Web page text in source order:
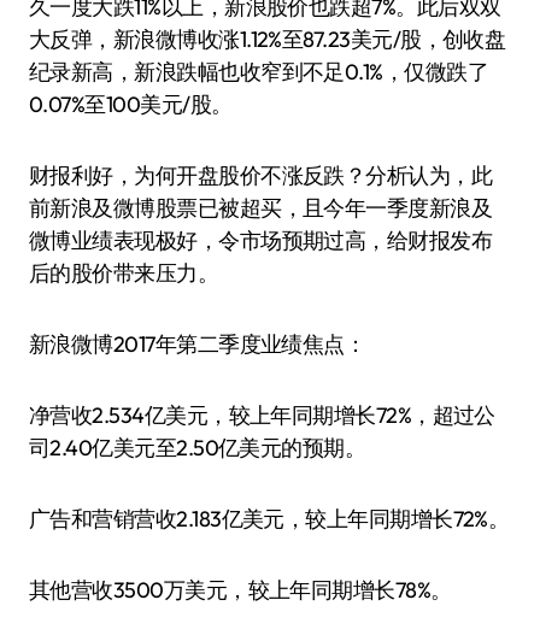
久一度大跌11%以上，新浪股价也跌超7%。此后双双
大反弹，新浪微博收涨1.12%至87.23美元/股，创收盘
纪录新高，新浪跌幅也收窄到不足0.1%，仅微跌了
0.07%至100美元/股。
财报利好，为何开盘股价不涨反跌？分析认为，此
前新浪及微博股票已被超买，且今年一季度新浪及
微博业绩表现极好，令市场预期过高，给财报发布
后的股价带来压力。
新浪微博2017年第二季度业绩焦点：
净营收2.534亿美元，较上年同期增长72%，超过公
司2.40亿美元至2.50亿美元的预期。
广告和营销营收2.183亿美元，较上年同期增长72%。
其他营收3500万美元，较上年同期增长78%。